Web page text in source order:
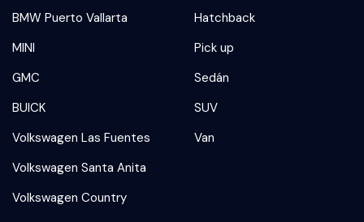
BMW Puerto Vallarta
MINI
GMC
BUICK
Volkswagen Las Fuentes
Volkswagen Santa Anita
Volkswagen Country
Hatchback
Pick up
Sedán
SUV
Van